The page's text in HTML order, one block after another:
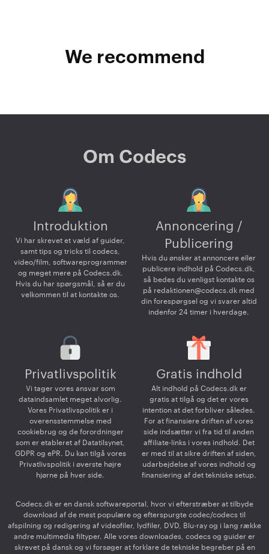
We recommend
Om Codecs
Introduktion
Vi har skrevet et væld af guider,
samt tips og tricks til codecs,
video/film, softwareprogrammer
og meget mere på Codecs.dk.
Hvis du har spørgsmål, så er du
velkommen til at kontakte os.
Annoncering /
Publicering
Hvis du ønsker at annoncere eller
publicere indhold på Codecs.dk,
så bedes du venligst kontakte os
på redaktionen@codecs.dk med
din forespørgsel og vi svarer altid
indenfor 24 timer i hverdage.
Privatlivspolitik
Vi tager vores ansvar som
dataindsamlet meget alvorlig.
Vores Privatlivspolitik er i
overensstemmelse med
cookiebrug og de forordninger
som er etableret af Datatilsynet,
GDPR og ePR. Du kan tilgå vores
Privatlivspolitik i øverste højre
hjørne på hver side.
Gratis indhold
Alt indhold på Codecs.dk er
gratis at tilgå og det er vores
intention at det forbliver således.
For at finansiere driften af vores
side indsætter vi fra tid til anden
affiliate-links i vores indhold. Det
er med til at sikre driften af siden,
udarbejdelse af vores indhold og
finansiering af det tekniske setup.
Codecs.dk er en dansk softwareportal, hvor vi efterstræber at tilbyde
download af de mest populære og efterspurgte codec/codecs til
afspilning og redigering af videofiler, lydfiler, DVD, Blu-ray og i lang række
andre multimedia filtyper. Alle vores downloades, codecs og guider er
skrevet på dansk og vi forsøger at forklare de tekniske begreber på en